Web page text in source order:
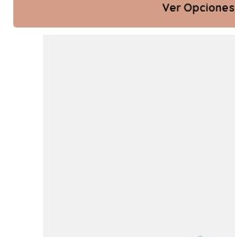
Ver Opciones